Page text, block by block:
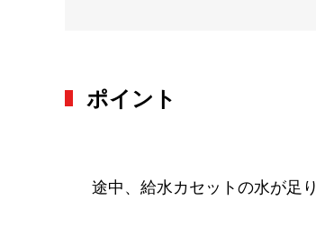
ポイント
途中、給水カセットの水が足